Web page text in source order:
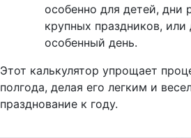
особенно для детей, дни
крупных праздников,
особенный день.
Этот калькулятор упрощает
полгода, делая его легким и
празднование к году.